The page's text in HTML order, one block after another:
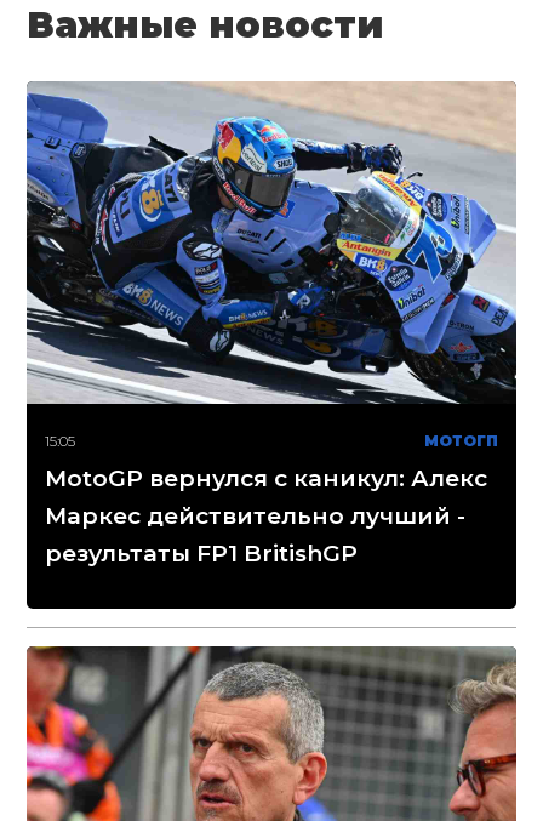
Важные новости
15:05 МОТОГП
MotoGP вернулся с каникул: Алекс
Маркес действительно лучший -
результаты FP1 BritishGP